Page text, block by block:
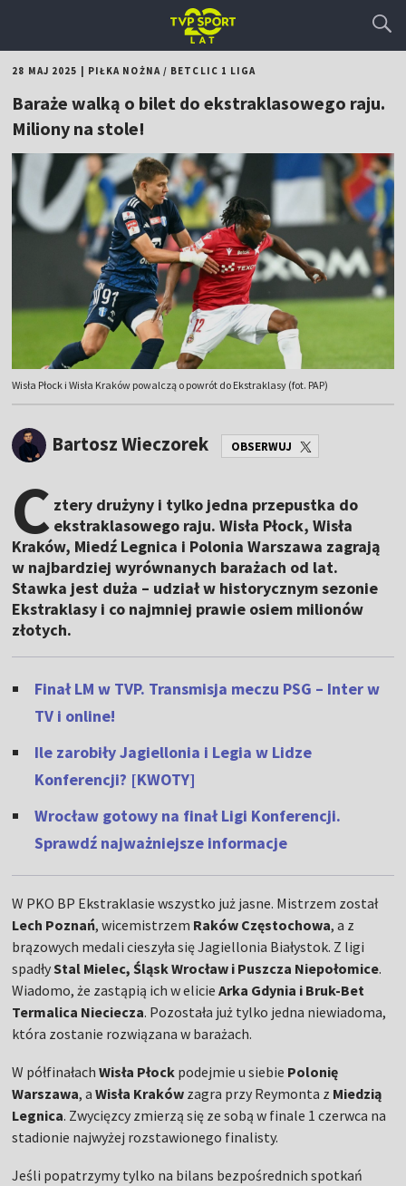
28 MAJ 2025 PIŁKA NOŻNA/ BETCLIC 1 LIGA
Baraże walką o bilet do ekstraklasowego raju.
Miliony na stole!
Wisła Płock i Wisła Kraków powalczą o powrót do Ekstraklasy (fot. PAP)
Bartosz Wieczorek OBSERWUJ
C ztery drużyny i tylko jedna przepustka do
ekstraklasowego raju. Wisła Płock, Wisła
Kraków, Miedź Legnica i Polonia Warszawa zagrają
w najbardziej wyrównanych barażach od lat.
Stawka jest duża – udział w historycznym sezonie
Ekstraklasy i co najmniej prawie osiem milionów
złotych.
Finał LM w TVP. Transmisja meczu PSG – Inter w
TV i online!
Ile zarobiły Jagiellonia i Legia w Lidze
Konferencji? [KWOTY]
Wrocław gotowy na finał Ligi Konferencji.
Sprawdź najważniejsze informacje
W PKO BP Ekstraklasie wszystko już jasne. Mistrzem został
Lech Poznań, wicemistrzem Raków Częstochowa, a z
brązowych medali cieszyła się Jagiellonia Białystok. Z ligi
spadłyStal Mielec, Śląsk Wrocław i Puszcza Niepołomice.
Wiadomo, że zastąpią ich w elicieArka Gdynia i Bruk-Bet
Termalica Nieciecza. Pozostała już tylko jedna niewiadoma,
która zostanie rozwiązana w barażach.
W półfinałachWisła Płock podejmie u siebie Polonię
Warszawa, aWisła Kraków zagra przy Reymonta z Miedzią
Legnica. Zwycięzcy zmierzą się ze sobą w finale 1 czerwca na
stadionie najwyżej rozstawionego finalisty.
Jeśli popatrzymy tylko na bilans bezpośrednich spotkań